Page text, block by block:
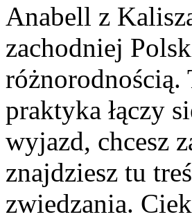
Anabell z
zachodniej
różnorodnością.
praktyka łączy
wyjazd, chcesz
znajdziesz tu
zwiedzania.